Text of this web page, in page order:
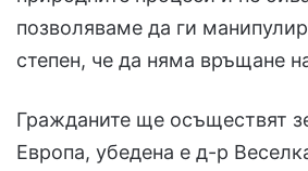
позволяваме да ги
степен, че да няма връщане
Гражданите ще осъществят
Европа, убедена е д-р